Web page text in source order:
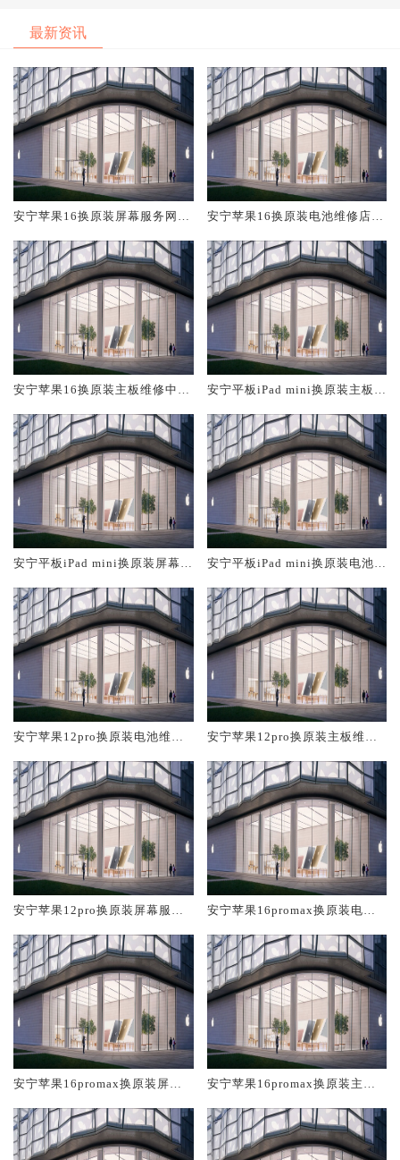
最新资讯
安宁苹果16换原装屏幕服务网点
安宁苹果16换原装电池维修店大
安宁苹果16换原装主板维修中心
安宁平板iPad mini换原装主板维
安宁平板iPad mini换原装屏幕服
安宁平板iPad mini换原装电池维
安宁苹果12pro换原装电池维修
安宁苹果12pro换原装主板维修
安宁苹果12pro换原装屏幕服务
安宁苹果16promax换原装电池
安宁苹果16promax换原装屏幕
安宁苹果16promax换原装主板